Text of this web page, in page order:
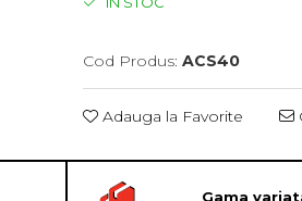
Cod Produs: ACS40
Adauga la Favorite
Gama